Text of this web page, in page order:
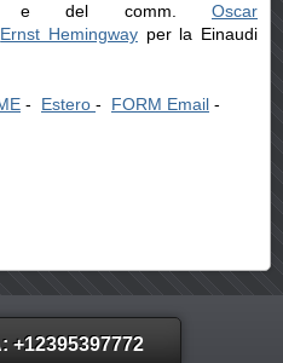
e del comm. Oscar
Ernst Hemingwayper la Einaudi
- Estero - FORM Email -
+12395397772